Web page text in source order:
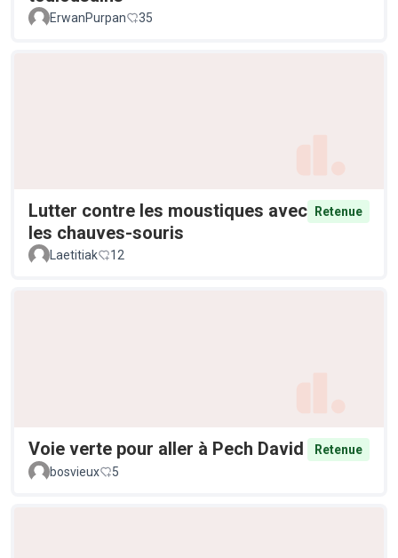
ErwanPurpan 35
Lutter contre les moustiques avec
les chauves-souris
Retenue
Laetitiak 12
Voie verte pour aller à Pech David
Retenue
bosvieux
5